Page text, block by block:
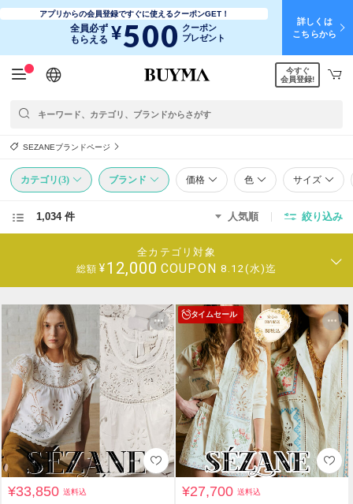
アプリからの会員登録ですぐに使えるクーポンGET！
全員必ず
もらえる ¥500 クーポン
プレゼント
詳しくは
こちらから
日本語
English
简体中文
繁體中文
今すぐ
会員登録!
SEZANEブランドページ
カテゴリ(3) ブランド 価格 色 サイズ
1,034 件 人気順 絞り込み
全カテゴリ対象
総額 ¥12,000 COUPON 8.12(水)迄
¥33,850送料込
タイムセール
¥27,700送料込